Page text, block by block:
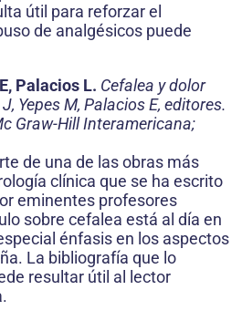
útil para reforzar el
de analgésicos puede
Palacios L. Cefalea y dolor
Yepes M, Palacios E, editores.
Graw-Hill Interamericana;
de una de las obras más
clínica que se ha escrito
eminentes profesores
sobre cefalea está al día en
énfasis en los aspectos
La bibliografía que lo
resultar útil al lector